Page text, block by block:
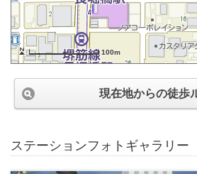
100m
現在地からの徒歩
ステーションフォトギャラリー